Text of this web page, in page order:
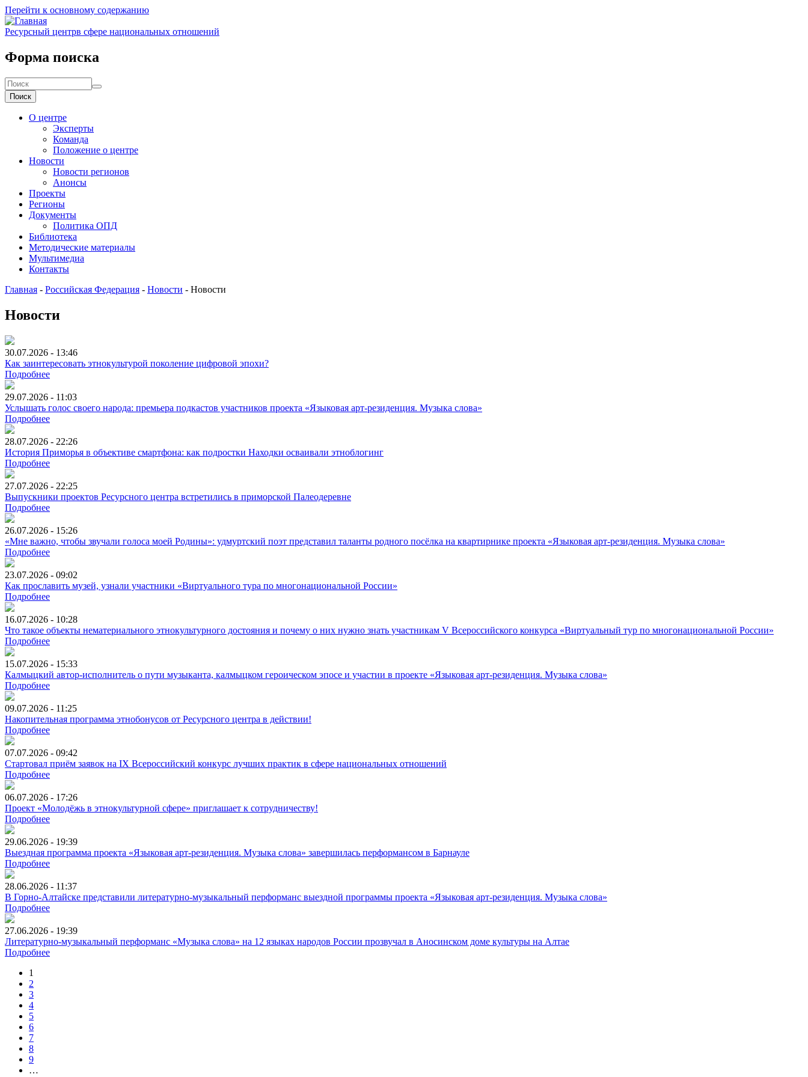
Перейти к основному содержанию
Ресурсный центрв сфере национальных отношений
Форма поиска
Поиск
О центре
Эксперты
Команда
Положение о центре
Новости
Новости регионов
Анонсы
Проекты
Регионы
Документы
Политика ОПД
Библиотека
Методические материалы
Мультимедиа
Контакты
Главная - Российская Федерация - Новости - Новости
Новости
30.07.2026 - 13:46
Как заинтересовать этнокультурой поколение цифровой эпохи?
Подробнее
29.07.2026 - 11:03
Услышать голос своего народа: премьера подкастов участников проекта «Языковая арт-резиденция. Музыка слова»
Подробнее
28.07.2026 - 22:26
История Приморья в объективе смартфона: как подростки Находки осваивали этноблогинг
Подробнее
27.07.2026 - 22:25
Выпускники проектов Ресурсного центра встретились в приморской Палеодеревне
Подробнее
26.07.2026 - 15:26
«Мне важно, чтобы звучали голоса моей Родины»: удмуртский поэт представил таланты родного посёлка на квартирнике проекта «Языковая арт-резиденция. Музыка слова»
Подробнее
23.07.2026 - 09:02
Как прославить музей, узнали участники «Виртуального тура по многонациональной России»
Подробнее
16.07.2026 - 10:28
Что такое объекты нематериального этнокультурного достояния и почему о них нужно знать участникам V Всероссийского конкурса «Виртуальный тур по многонациональной России»
Подробнее
15.07.2026 - 15:33
Калмыцкий автор-исполнитель о пути музыканта, калмыцком героическом эпосе и участии в проекте «Языковая арт-резиденция. Музыка слова»
Подробнее
09.07.2026 - 11:25
Накопительная программа этнобонусов от Ресурсного центра в действии!
Подробнее
07.07.2026 - 09:42
Стартовал приём заявок на IX Всероссийский конкурс лучших практик в сфере национальных отношений
Подробнее
06.07.2026 - 17:26
Проект «Молодёжь в этнокультурной сфере» приглашает к сотрудничеству!
Подробнее
29.06.2026 - 19:39
Выездная программа проекта «Языковая арт-резиденция. Музыка слова» завершилась перформансом в Барнауле
Подробнее
28.06.2026 - 11:37
В Горно-Алтайске представили литературно-музыкальный перформанс выездной программы проекта «Языковая арт-резиденция. Музыка слова»
Подробнее
27.06.2026 - 19:39
Литературно-музыкальный перформанс «Музыка слова» на 12 языках народов России прозвучал в Аносинском доме культуры на Алтае
Подробнее
1
2
3
4
5
6
7
8
9
…